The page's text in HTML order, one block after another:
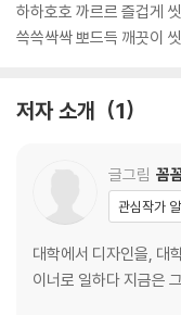
하하호호 까르르 즐겁게
쓱쓱싹싹 뽀드득 깨끗이
저자 소개 1
글그림 꼼
관심작가
대학에서 디자인을, 대
이너로 일하다 지금은